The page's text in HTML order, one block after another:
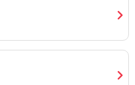
chevron_right
chevron_right